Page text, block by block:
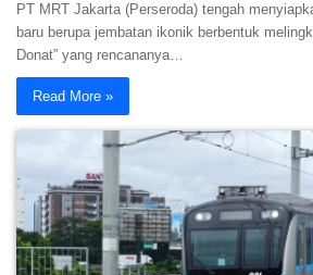
PT MRT Jakarta (Perseroda) tengah
baru berupa jembatan ikonik berbentuk
Donat” yang rencananya…
Read More »